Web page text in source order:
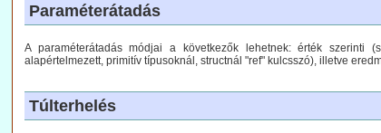
Paraméterátadás
A paraméterátadás módjai a következők lehetnek: érték szerinti
alapértelmezett, primitív típusoknál, structnál "ref" kulcsszó), illetve
Túlterhelés